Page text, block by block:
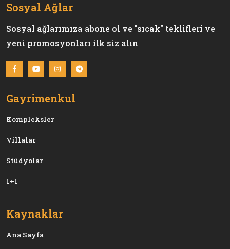
Sosyal Ağlar
Sosyal ağlarımıza abone ol ve "sıcak" teklifleri ve
yeni promosyonları ilk siz alın
Gayrimenkul
Kompleksler
Villalar
Stüdyolar
1+1
Kaynaklar
Ana Sayfa